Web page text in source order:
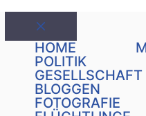
Schließen
HOME
POLITIK
GESELLSCHAFT
BLOGGEN
FOTOGRAFIE